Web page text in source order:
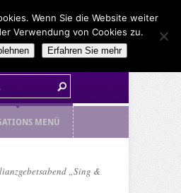
MENÜ
„Sing &
Wenn Sie die Website weiter
Verwendung von Cookies zu.
Erfahren Sie mehr